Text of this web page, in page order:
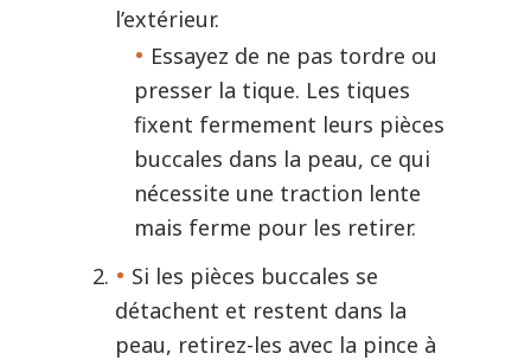
l’extérieur.
Essayez de ne pas tordre ou
presser la tique. Les tiques
fixent fermement leurs pièces
buccales dans la peau, ce qui
nécessite une traction lente
mais ferme pour les retirer.
Si les pièces buccales se
détachent et restent dans la
peau, retirez-les avec la pince à